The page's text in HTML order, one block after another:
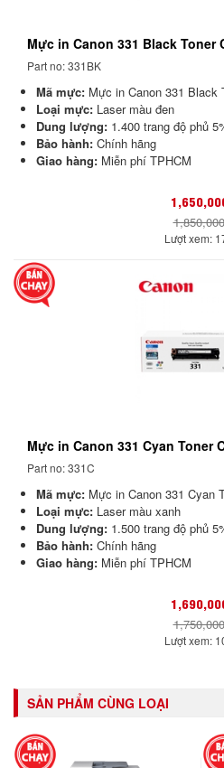
Mực in Canon 331 Black Toner
Part no: 331BK
Mã mực: Mực in Canon 331 Black
Loại mực: Laser màu đen
Dung lượng: 1.400 trang độ phủ
Bảo hành: Chính hãng
Giao hàng: Miễn phí TPHCM
Lượt xem:
Mực in Canon 331 Cyan Toner
Part no: 331C
Mã mực: Mực in Canon 331 Cyan
Loại mực: Laser màu xanh
Dung lượng: 1.500 trang độ phủ
Bảo hành: Chính hãng
Giao hàng: Miễn phí TPHCM
Lượt xem:
SẢN PHẨM CÙNG LOẠI